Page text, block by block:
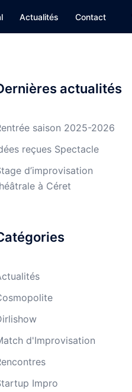
Actualités Contact
actualités
saison 2025-2026
reçues Spectacle
d’improvisation
à Céret
d'Improvisation
Impro